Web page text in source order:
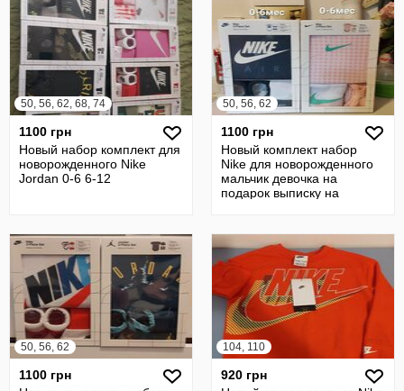
50, 56, 62, 68, 74
1100 грн
Новый набор комплект для
новорожденного Nike
Jordan 0-6 6-12
50, 56, 62
1100 грн
Новый комплект набор
Nike для новорожденного
мальчик девочка на
подарок выписку на
50, 56, 62
1100 грн
104, 110
920 грн